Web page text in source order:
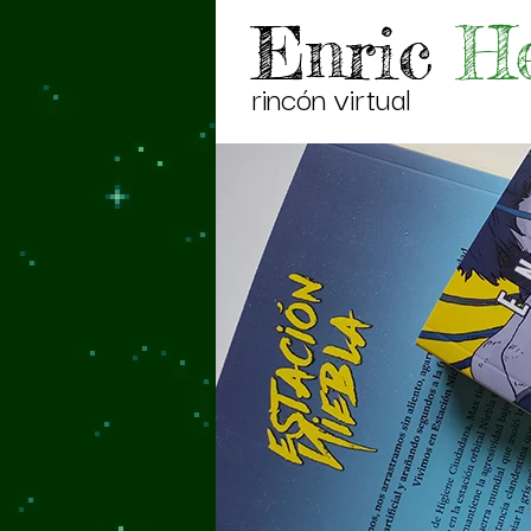
Enric
rincón virtual